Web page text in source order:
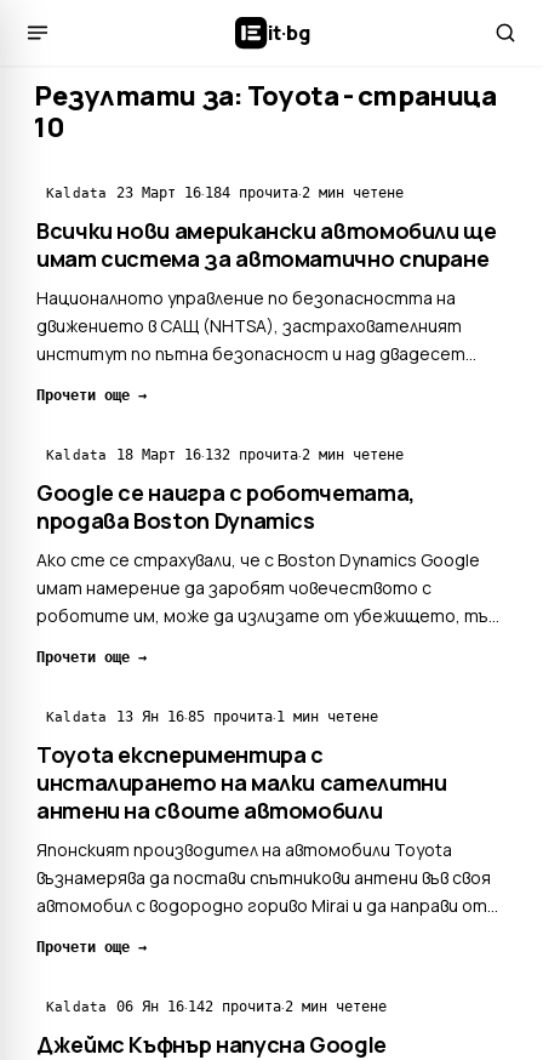
it·bg
Резултати за: Toyota - страница
10
Kaldata 23 Март 16·184 прочита·2 мин четене
Всички нови американски автомобили ще
имат система за автоматично спиране
Националното управление по безопасността на
движението в САЩ (NHTSA), застрахователният
институт по пътна безопасност и над двадесет
година на практика всички автомобили в САЩ ще
задействане на спирачките. Сп...
Прочети още →
Kaldata 18 Март 16·132 прочита·2 мин четене
Google се наигра с роботчетата,
продава Boston Dynamics
Ако сте се страхували, че с Boston Dynamics Google
имат намерение да заробят човечеството с
роботите им, може да излизате от убежището, тъй
Dynamics и по-точно със звеното, занимаващо се с
на собствени и...
Прочети още →
Kaldata 13 Ян 16·85 прочита·1 мин четене
Toyota експериментира с
инсталирането на малки сателитни
антени на своите автомобили
Японският производител на автомобили Toyota
възнамерява да постави спътникови антени във своя
автомобил с водородно гориво Mirai и да направи от
тези антени ще има възможност за достъп до
LTE в места, къд...
Прочети още →
Kaldata 06 Ян 16·142 прочита·2 мин четене
Джеймс Къфнър напусна Google